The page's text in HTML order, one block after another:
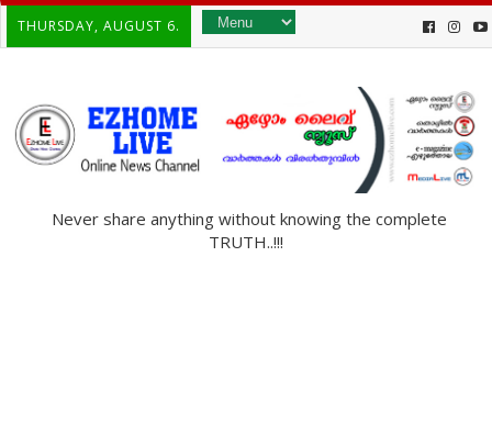
THURSDAY, AUGUST 6.
Never share anything without knowing the complete
TRUTH..!!!